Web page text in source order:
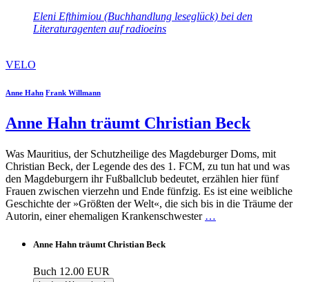
Eleni Efthimiou (Buchhandlung leseglück) bei den
Literaturagenten auf radioeins
VELO
Anne Hahn Frank Willmann
Anne Hahn träumt Christian Beck
Was Mauritius, der Schutzheilige des Magdeburger Doms, mit
Christian Beck, der Legende des des 1. FCM, zu tun hat und was
den Magdeburgern ihr Fußballclub bedeutet, erzählen hier fünf
Frauen zwischen vierzehn und Ende fünfzig. Es ist eine weibliche
Geschichte der »Größten der Welt«, die sich bis in die Träume der
Autorin, einer ehemaligen Krankenschwester …
Anne Hahn träumt Christian Beck
Buch 12.00 EUR